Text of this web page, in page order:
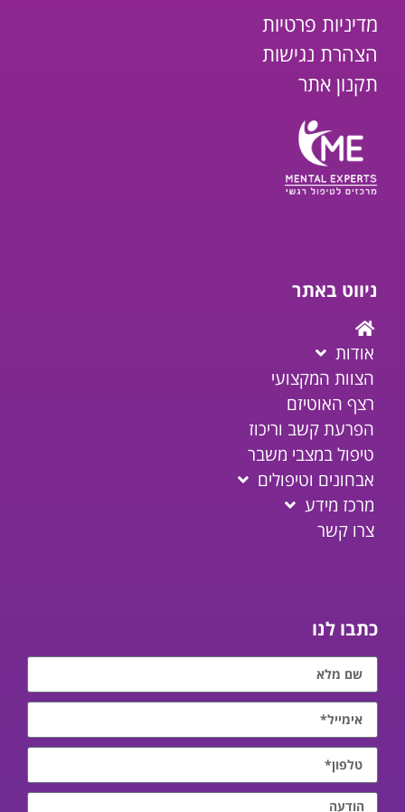
מדיניות פרטיות
הצהרת נגישות
תקנון אתר
ניווט באתר
אודות
הצוות המקצועי
רצף האוטיזם
הפרעת קשב וריכוז
טיפול במצבי משבר
אבחונים וטיפולים
מרכז מידע
צרו קשר
כתבו לנו